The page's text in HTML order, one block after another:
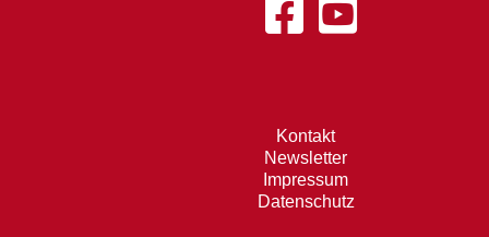
Kontakt
Newsletter
Impressum
Datenschutz